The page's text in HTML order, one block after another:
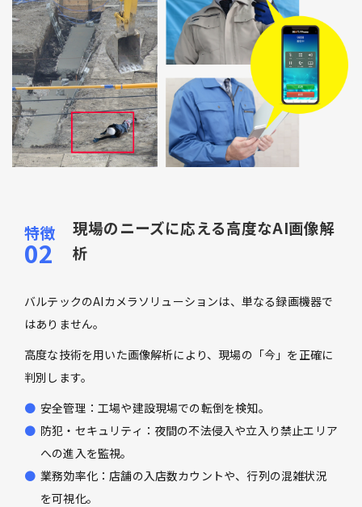
現場のニーズに応える高度なAI画像解
析
バルテックのAIカメラソリューションは、単なる録画機器で
はありません。
高度な技術を用いた画像解析により、現場の「今」を正確に
判別します。
安全管理：工場や建設現場での転倒を検知。
防犯・セキュリティ：夜間の不法侵入や立入り禁止エリア
への進入を監視。
業務効率化：店舗の入店数カウントや、行列の混雑状況
を可視化。